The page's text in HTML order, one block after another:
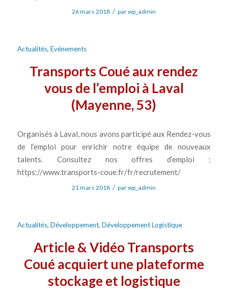
26 mars 2018 / parwp_admin
Actualités, Evénements
Transports Coué aux rendez
vous de l’emploi à Laval
(Mayenne, 53)
Organisés à Laval, nous avons participé aux Rendez-vous
de l’emploi pour enrichir notre équipe de nouveaux
talents. Consultez nos offres d’emploi :
https://www.transports-coue.fr/fr/recrutement/
21 mars 2018 / parwp_admin
Actualités, Développement, Développement Logistique
Article & Vidéo Transports
Coué acquiert une plateforme
stockage et logistique